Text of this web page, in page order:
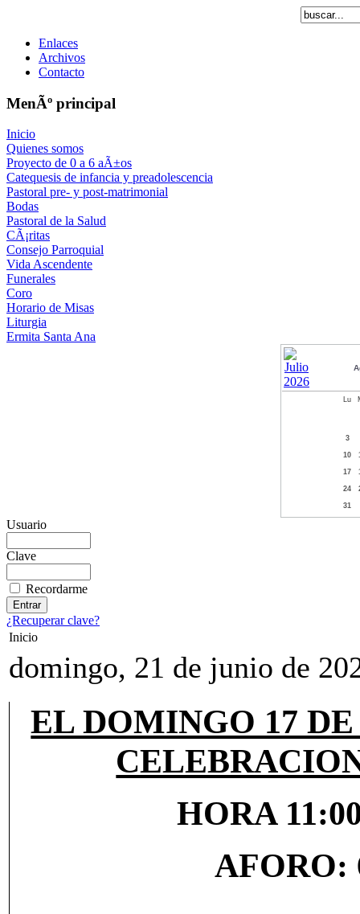
Enlaces
Archivos
Contacto
MenÃº principal
Inicio
Quienes somos
Proyecto de 0 a 6 aÃ±os
Catequesis de infancia y preadolescencia
Pastoral pre- y post-matrimonial
Bodas
Pastoral de la Salud
CÃ¡ritas
Consejo Parroquial
Vida Ascendente
Funerales
Coro
Horario de Misas
Liturgia
Ermita Santa Ana
Lu
3
10
17
24
31
Usuario
Clave
Recordarme
¿Recuperar clave?
Inicio
domingo, 21 de junio de
EL DOMINGO 17
HORA
AFORO: